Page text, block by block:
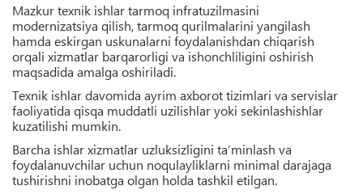
Mazkur texnik ishlar tarmoq infratuzilmasini
modernizatsiya qilish, tarmoq qurilmalarini yangilash
hamda eskirgan uskunalarni foydalanishdan chiqarish
orqali xizmatlar barqarorligi va ishonchliligini oshirish
maqsadida amalga oshiriladi.
Texnik ishlar davomida ayrim axborot tizimlari va servislar
faoliyatida qisqa muddatli uzilishlar yoki sekinlashishlar
kuzatilishi mumkin.
Barcha ishlar xizmatlar uzluksizligini ta’minlash va
foydalanuvchilar uchun noqulayliklarni minimal darajaga
tushirishni inobatga olgan holda tashkil etilgan.